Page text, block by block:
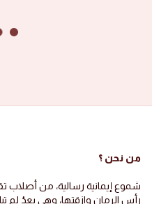
من نحن ؟
شموع إيمانية رسالية، من أصلاب
رأس الرمان وازقتها، وهي بعدُ لم